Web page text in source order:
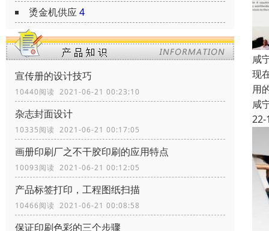
烫金机供应4
宣传册的设计技巧
10440阅读 2021-06-21 00:23:10
杂志封面设计
10335阅读 2021-06-21 00:17:05
画册印刷厂之不干胶印刷的应用特点
10093阅读 2021-06-21 00:12:05
产品标签打印，工程图纸扫描
10466阅读 2021-06-21 00:08:58
保证印刷色彩的三个步骤
咸
现
用
咸
22-